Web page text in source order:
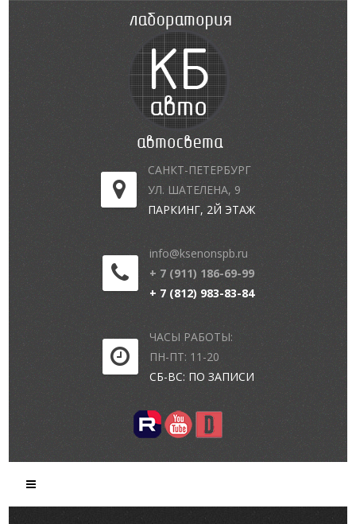
САНКТ-ПЕТЕРБУРГ
УЛ. ШАТЕЛЕНА, 9
ПАРКИНГ, 2Й ЭТАЖ
info@ksenonspb.ru
+ 7 (911) 186-69-99
+ 7 (812) 983-83-84
ЧАСЫ РАБОТЫ:
ПН-ПТ: 11-20
СБ-ВС: ПО ЗАПИСИ